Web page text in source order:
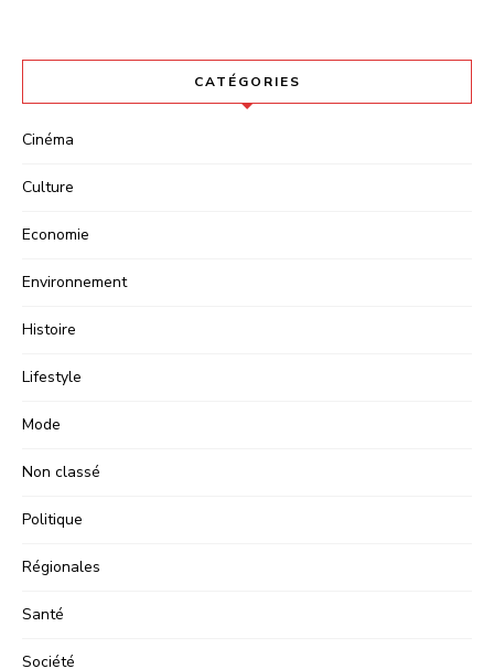
CATÉGORIES
Cinéma
Culture
Economie
Environnement
Histoire
Lifestyle
Mode
Non classé
Politique
Régionales
Santé
Société